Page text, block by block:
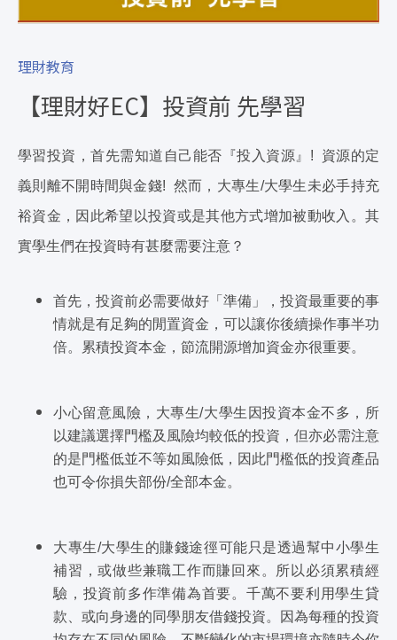
理財教育
【理財好EC】投資前 先學習
學習投資，首先需知道自己能否『投入資源』! 資源的定
義則離不開時間與金錢! 然而，大專生/大學生未必手持充
裕資金，因此希望以投資或是其他方式增加被動收入。其
實學生們在投資時有甚麼需要注意？
首先，投資前必需要做好「準備」，投資最重要的事
情就是有足夠的閒置資金，可以讓你後續操作事半功
倍。累積投資本金，節流開源增加資金亦很重要。
小心留意風險，大專生/大學生因投資本金不多，所
以建議選擇門檻及風險均較低的投資，但亦必需注意
的是門檻低並不等如風險低，因此門檻低的投資產品
也可令你損失部份/全部本金。
大專生/大學生的賺錢途徑可能只是透過幫中小學生
補習，或做些兼職工作而賺回來。所以必須累積經
驗，投資前多作準備為首要。千萬不要利用學生貸
款、或向身邊的同學朋友借錢投資。因為每種的投資